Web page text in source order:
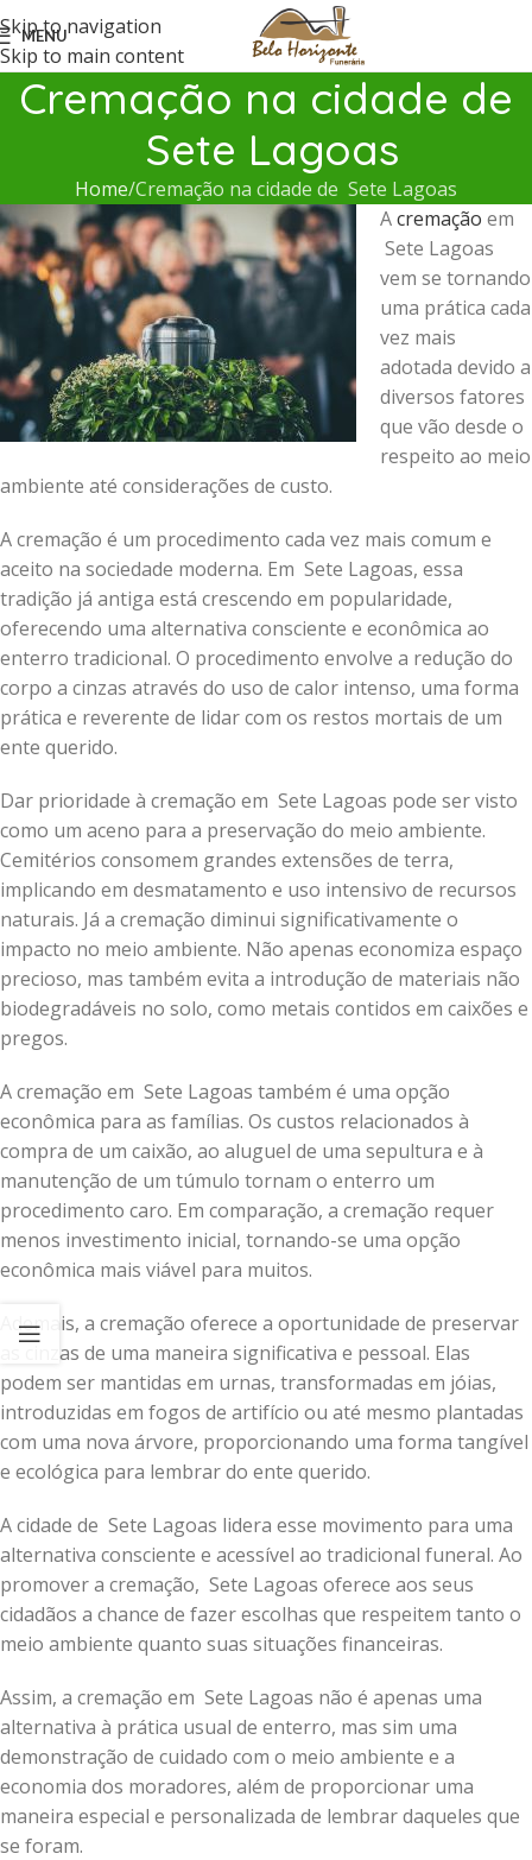
Skip to navigation
Skip to main content
MENU
Cremação na cidade de
Sete Lagoas
Home Cremação na cidade de Sete Lagoas
Acremação em
Sete Lagoas
vem se tornando
uma prática cada
vez mais
adotada devido a
diversos fatores
que vão desde o
respeito ao meio
ambiente até considerações de custo.
A cremação é um procedimento cada vez mais comum e
aceito na sociedade moderna. Em Sete Lagoas, essa
tradição já antiga está crescendo em popularidade,
oferecendo uma alternativa consciente e econômica ao
enterro tradicional. O procedimento envolve a redução do
corpo a cinzas através do uso de calor intenso, uma forma
prática e reverente de lidar com os restos mortais de um
ente querido.
Dar prioridade à cremação em Sete Lagoas pode ser visto
como um aceno para a preservação do meio ambiente.
Cemitérios consomem grandes extensões de terra,
implicando em desmatamento e uso intensivo de recursos
naturais. Já a cremação diminui significativamente o
impacto no meio ambiente. Não apenas economiza espaço
precioso, mas também evita a introdução de materiais não
biodegradáveis no solo, como metais contidos em caixões e
pregos.
A cremação em Sete Lagoas também é uma opção
econômica para as famílias. Os custos relacionados à
compra de um caixão, ao aluguel de uma sepultura e à
manutenção de um túmulo tornam o enterro um
procedimento caro. Em comparação, a cremação requer
menos investimento inicial, tornando-se uma opção
econômica mais viável para muitos.
Ademais, a cremação oferece a oportunidade de preservar
as cinzas de uma maneira significativa e pessoal. Elas
podem ser mantidas em urnas, transformadas em jóias,
introduzidas em fogos de artifício ou até mesmo plantadas
com uma nova árvore, proporcionando uma forma tangível
e ecológica para lembrar do ente querido.
A cidade de Sete Lagoas lidera esse movimento para uma
alternativa consciente e acessível ao tradicional funeral. Ao
promover a cremação, Sete Lagoas oferece aos seus
cidadãos a chance de fazer escolhas que respeitem tanto o
meio ambiente quanto suas situações financeiras.
Assim, a cremação em Sete Lagoas não é apenas uma
alternativa à prática usual de enterro, mas sim uma
demonstração de cuidado com o meio ambiente e a
economia dos moradores, além de proporcionar uma
maneira especial e personalizada de lembrar daqueles que
se foram.